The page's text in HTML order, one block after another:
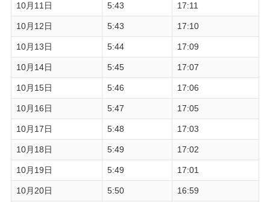
10月11日 5:43 17:11
10月12日 5:43 17:10
10月13日 5:44 17:09
10月14日 5:45 17:07
10月15日 5:46 17:06
10月16日 5:47 17:05
10月17日 5:48 17:03
10月18日 5:49 17:02
10月19日 5:49 17:01
10月20日 5:50 16:59